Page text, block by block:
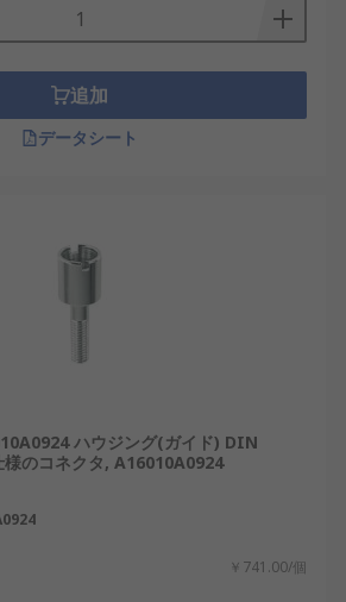
追加
データシート
ハウジング(ガイド) DIN
のコネクタ, A16010A0924
￥741.00/個